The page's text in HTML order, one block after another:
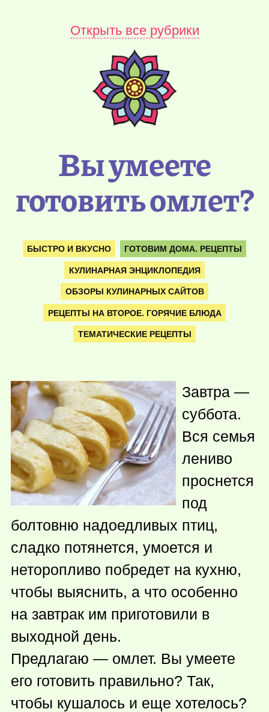
Открыть все рубрики
Вы умеете
готовить омлет?
БЫСТРО И ВКУСНО ГОТОВИМ ДОМА. РЕЦЕПТЫ
КУЛИНАРНАЯ ЭНЦИКЛОПЕДИЯ
ОБЗОРЫ КУЛИНАРНЫХ САЙТОВ
РЕЦЕПТЫ НА ВТОРОЕ. ГОРЯЧИЕ БЛЮДА
ТЕМАТИЧЕСКИЕ РЕЦЕПТЫ
Завтра —
суббота.
Вся семья
лениво
проснется
под
болтовню надоедливых птиц,
сладко потянется, умоется и
неторопливо побредет на кухню,
чтобы выяснить, а что особенно
на завтрак им приготовили в
выходной день.
Предлагаю — омлет. Вы умеете
его готовить правильно? Так,
чтобы кушалось и еще хотелось?